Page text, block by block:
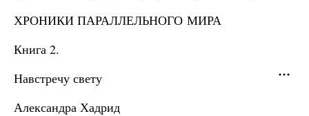
ХРОНИКИ ПАРАЛЛЕЛЬНОГО МИРА
Книга 2.
Навстречу свету
Александра Хадрид